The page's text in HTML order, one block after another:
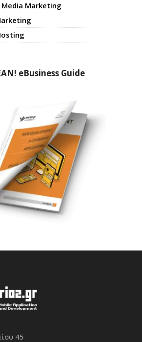
Media Marketing
eBusiness Guide
45